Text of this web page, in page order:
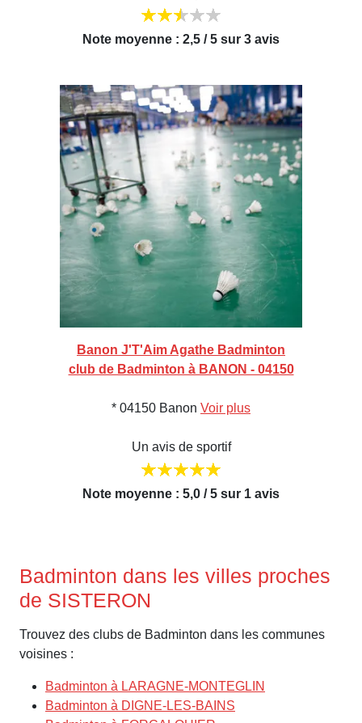
Note moyenne : 2,5 / 5 sur 3 avis
Banon J'T'Aim Agathe Badminton
club de Badminton à BANON - 04150
* 04150 Banon Voir plus
Un avis de sportif
Note moyenne : 5,0 / 5 sur 1 avis
Badminton dans les villes proches
de SISTERON
Trouvez des clubs de Badminton dans les communes
voisines :
Badminton à LARAGNE-MONTEGLIN
Badminton à DIGNE-LES-BAINS